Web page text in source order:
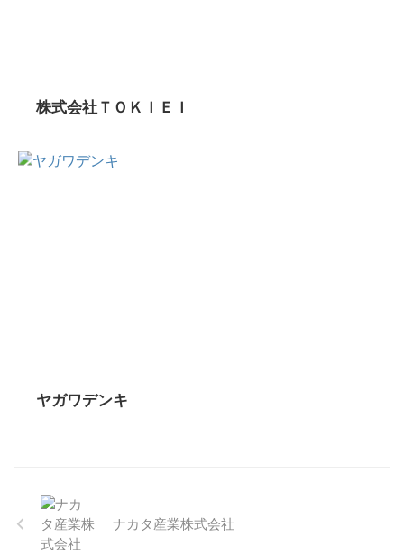
株式会社ＴＯＫＩＥＩ
ヤガワデンキ
ナカタ産業株式会社